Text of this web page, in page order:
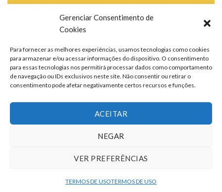
Gerenciar Consentimento de
Cookies
Para fornecer as melhores experiências, usamos tecnologias como cookies
para armazenar e/ou acessar informações do dispositivo. O consentimento
para essas tecnologias nos permitirá processar dados como comportamento
de navegação ou IDs exclusivos neste site. Não consentir ou retirar o
consentimento pode afetar negativamente certos recursos e funções.
ACEITAR
NEGAR
VER PREFERÊNCIAS
TERMOS DE USOTERMOS DE USO
Copyright 2026 ©portalcontexto.com.br